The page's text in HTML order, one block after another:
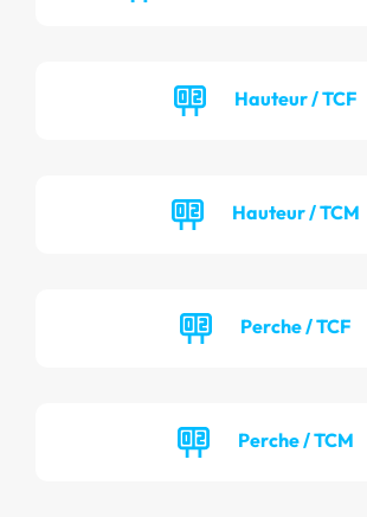
Hauteur / TCF
Hauteur / TCM
Perche / TCF
Perche / TCM